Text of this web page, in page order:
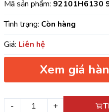
Mã sản phẩm: 92101H6130
Tình trạng: Còn hàng
Giá: Liên hệ
Xem giá
- +